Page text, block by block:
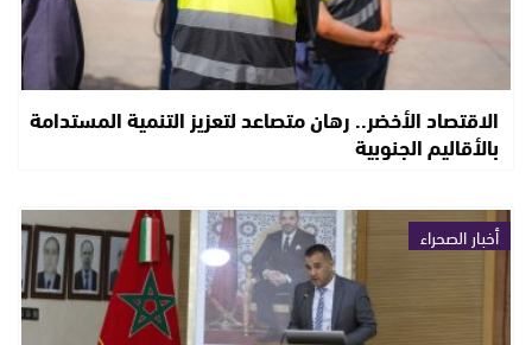
الاقتصاد الأخضر.. رهان متصاعد لتعزيز التنمية المستدامة
بالأقاليم الجنوبية
أخبار الصحراء